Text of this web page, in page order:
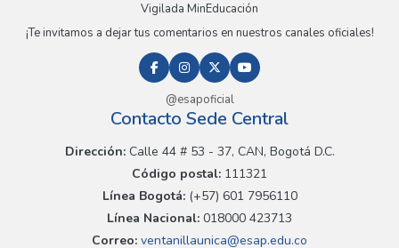
Vigilada MinEducación
¡Te invitamos a dejar tus comentarios en nuestros canales oficiales!
@esapoficial
Contacto Sede Central
Dirección:Calle 44 # 53 - 37, CAN, Bogotá D.C.
Código postal: 111321
Línea Bogotá:(+57) 601 7956110
Línea Nacional: 018000 423713
Correo: ventanillaunica@esap.edu.co